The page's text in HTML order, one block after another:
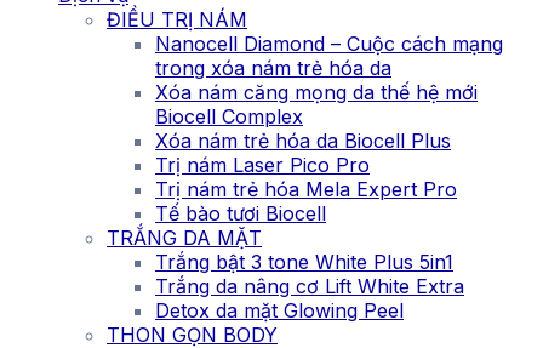
ĐIỀU TRỊ NÁM
Nanocell Diamond – Cuộc cách mạng
trong xóa nám trẻ hóa da
Xóa nám căng mọng da thế hệ mới
Biocell Complex
Xóa nám trẻ hóa da Biocell Plus
Trị nám Laser Pico Pro
Trị nám trẻ hóa Mela Expert Pro
Tế bào tươi Biocell
TRẮNG DA MẶT
Trắng bật 3 tone White Plus 5in1
Trắng da nâng cơ Lift White Extra
Detox da mặt Glowing Peel
THON GỌN BODY